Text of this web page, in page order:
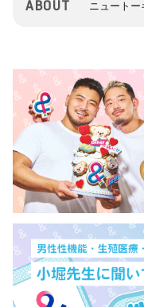
ABOUT ニュートー